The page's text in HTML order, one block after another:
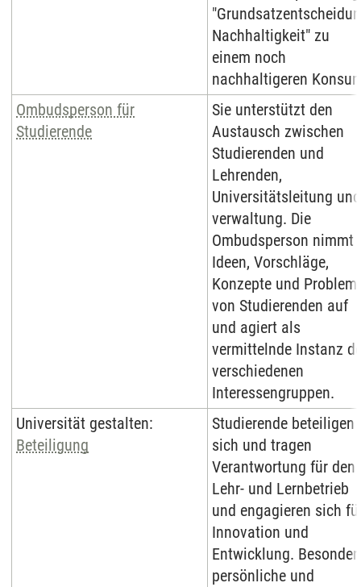
Nachhaltigkeit" zu
einem noch
nachhaltigeren
Ombudsperson für
Studierende
Sie unterstützt den
Austausch zwischen
Studierenden und
Lehrenden,
Universitätsleitung
verwaltung. Die
Ombudsperson nimmt
Ideen, Vorschläge,
Konzepte und
von Studierenden auf
und agiert als
vermittelnde Instanz
verschiedenen
Interessengruppen.
Universität gestalten:
Beteiligung
Studierende beteiligen
sich und tragen
Verantwortung für den
Lehr- und Lernbetrieb
und engagieren sich
Innovation und
Entwicklung.
persönliche und